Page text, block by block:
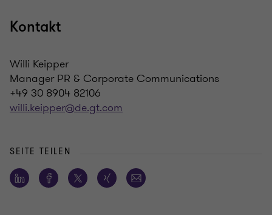
Kontakt
Willi Keipper
Manager PR & Corporate Communications
+49 30 8904 82106
willi.keipper@de.gt.com
SEITE TEILEN